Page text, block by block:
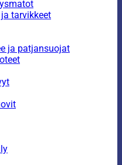
tarvikkeet
ja patjansuojat